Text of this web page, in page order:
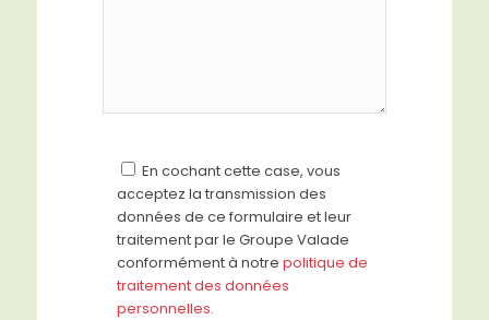
En cochant cette case, vous
acceptez la transmission des
données de ce formulaire et leur
traitement par le Groupe Valade
conformément à notre politique de
traitement des données
personnelles.